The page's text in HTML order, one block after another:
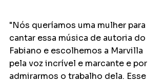
"Nós queríamos uma mulher para
cantar essa música de autoria do
Fabiano e escolhemos a Marvilla
pela voz incrível e marcante e por
admirarmos o trabalho dela. Esse